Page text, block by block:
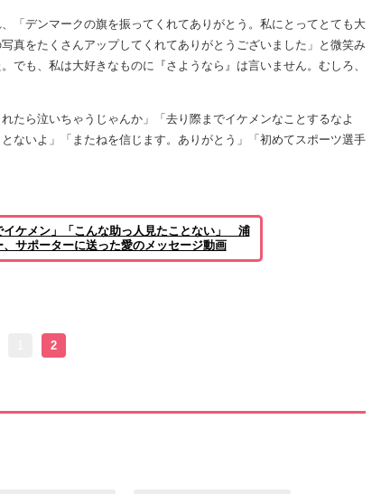
デンマークの旗を振ってくれてありがとう。私にとってとても大
真をたくさんアップしてくれてありがとうございました」と微笑み
でも、私は大好きなものに『さようなら』は言いません。むしろ、
ら泣いちゃうじゃんか」「去り際までイケメンなことするなよ
ないよ」「またねを信じます。ありがとう」「初めてスポーツ選手
イケメン」「こんな助っ人見たことない」 浦
サポーターに送った愛のメッセージ動画
2